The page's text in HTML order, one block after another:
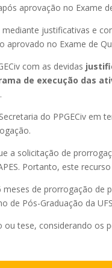
aprovação no Exame
justificativas e
aprovado no Exame de
com as devidas
de execução das
do PPGECiv em
a solicitação de
Portanto, este
de prorrogação de
de Pós-Graduação da
tese, considerando os